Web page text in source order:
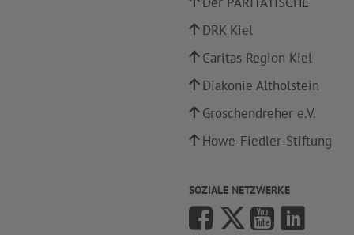
DRK Kiel
Caritas Region Kiel
Diakonie Altholstein
Groschendreher e.V.
Howe-Fiedler-Stiftung
SOZIALE NETZWERKE